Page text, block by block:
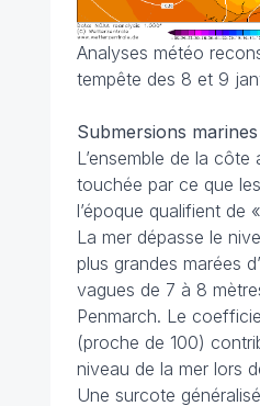
Analyses météo
tempête des 8 et 9
Submersions
L’ensemble de la côte
touchée par ce que
l’époque qualifient de
La mer dépasse le
plus grandes marées
vagues de 7 à 8
Penmarch. Le
(proche de 100)
niveau de la mer lors
Une surcote